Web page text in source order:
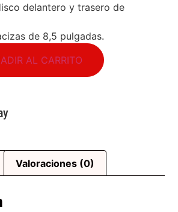
delantero y trasero de
de 8,5 pulgadas.
AL CARRITO
Valoraciones (0)